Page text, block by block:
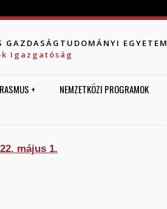
GAZDASÁGTUDOMÁNYI EGYETEM
Igazgatóság
+ NEMZETKÖZI PROGRAMOK
május 1.